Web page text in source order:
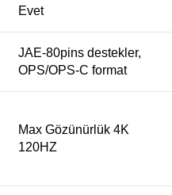
Evet
JAE-80pins destekler,
OPS/OPS-C format
Max Gözünürlük 4K
120HZ